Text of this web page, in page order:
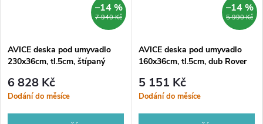
7 940 Kč
–14 %
AVICE deska pod umyvadlo
230x36cm, tl.5cm, štípaný
6 828 Kč
Dodání do měsíce
5 990 Kč
–14 %
AVICE deska pod umyvadlo
160x36cm, tl.5cm, dub Rover
5 151 Kč
Dodání do měsíce